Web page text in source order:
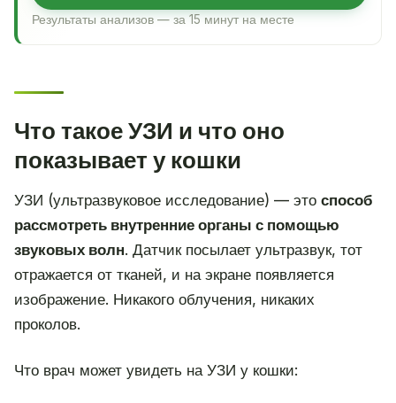
Результаты анализов — за 15 минут на месте
Что такое УЗИ и что оно
показывает у кошки
УЗИ (ультразвуковое исследование) — это способ
рассмотреть внутренние органы с помощью
звуковых волн. Датчик посылает ультразвук, тот
отражается от тканей, и на экране появляется
изображение. Никакого облучения, никаких
проколов.
Что врач может увидеть на УЗИ у кошки: